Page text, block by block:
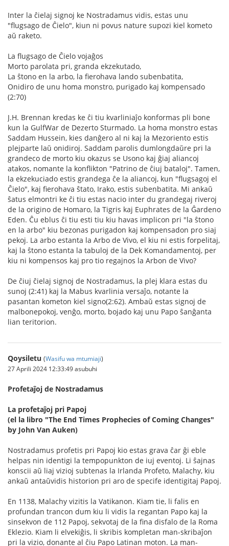
Inter la ĉielaj signoj ke Nostradamus vidis, estas unu
"flugsago de Ĉielo", kiun ni povus nature supozi kiel kometo
aŭ raketo.
La flugsago de Ĉielo vojaĝos
Morto parolata pri, granda ekzekutado,
La ŝtono en la arbo, la fierohava lando subenbatita,
Onidiro de unu homa monstro, purigado kaj kompensado
(2:70)
J.H. Brennan kredas ke ĉi tiu kvarliniaĵo konformas pli bone
kun la GulfWar de Dezerto Sturmado. La homa monstro estas
Saddam Hussein, kies danĝero al ni kaj la Mezoriento estis
plejparte laŭ onidiroj. Saddam parolis dumlongdaŭre pri la
grandeco de morto kiu okazus se Usono kaj ĝiaj aliancoj
atakos, nomante la konflikton "Patrino de ĉiuj bataloj". Tamen,
la ekzekuciado estis grandega ĉe la aliancoj, kun "flugsagoj el
Ĉielo", kaj fierohava ŝtato, Irako, estis subenbatita. Mi ankaŭ
ŝatus elmontri ke ĉi tiu estas nacio inter du grandegaj riveroj
de la origino de Homaro, la Tigris kaj Euphrates de la Ĝardeno
Eden. Ĉu eblus ĉi tiu esti tiu kiu havas implicon pri "la ŝtono
en la arbo" kiu bezonas purigadon kaj kompensadon pro siaj
pekoj. La arbo estanta la Arbo de Vivo, el kiu ni estis forpelitaj,
kaj la ŝtono estanta la tabuloj de la Dek Komandamentoj, per
kiu ni kompensos kaj pro tio regajnos la Arbon de Vivo?
De ĉiuj ĉielaj signoj de Nostradamus, la plej klara estas du
sunoj (2:41) kaj la Mabus kvarlinia versaĵo, notante la
pasantan kometon kiel signo(2:62). Ambaŭ estas signoj de
malbonepokoj, venĝo, morto, bojado kaj unu Papo ŝanĝanta
lian teritorion.
Qoysiletu (Wasifu wa mtumiaji)
27 Aprili 2024 12:33:49 asubuhi
Profetaĵoj de Nostradamus
La profetaĵoj pri Papoj
(el la libro "The End Times Prophecies of Coming Changes"
by John Van Auken)
Nostradamus profetis pri Papoj kio estas grava ĉar ĝi eble
helpas nin identigi la tempopunkton de iuj eventoj. Li ŝajnas
konscii aŭ liaj vizioj subtenas la Irlanda Profeto, Malachy, kiu
ankaŭ antaŭvidis historion pri aro de specife identigitaj Papoj.
En 1138, Malachy vizitis la Vatikanon. Kiam tie, li falis en
profundan trancon dum kiu li vidis la regantan Papo kaj la
sinsekvon de 112 Papoj, sekvotaj de la fina disfalo de la Roma
Eklezio. Kiam li elvekiĝis, li skribis kompletan man-skribaĵon
pri la vizio, donante al ĉiu Papo Latinan moton. La man-